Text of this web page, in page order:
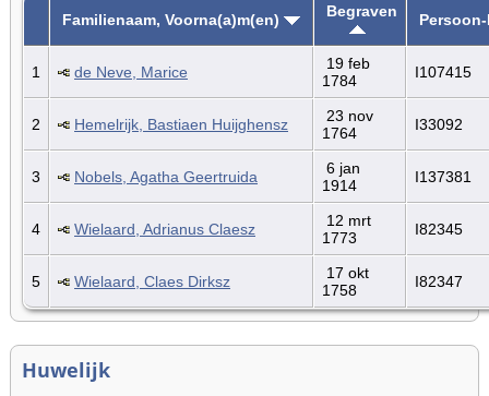
Familienaam, Voorna(a)m(en) Begraven Persoon-
1 de Neve, Marice
19 feb
1784
I107415
2 Hemelrijk, Bastiaen Huijghensz
23 nov
1764
I33092
3 Nobels, Agatha Geertruida
6 jan
1914
I137381
4 Wielaard, Adrianus Claesz
12 mrt
1773
I82345
5 Wielaard, Claes Dirksz
17 okt
1758
I82347
Huwelijk